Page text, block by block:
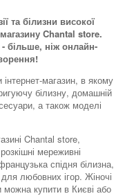
та білизни високої
Chantal store.
- більше, ніж онлайн-
магазин, в якому
білизну, домашній
а також моделі
Chantal store,
мереживні
спідня білизна,
любовних ігор. Жіночі
купити в Києві або